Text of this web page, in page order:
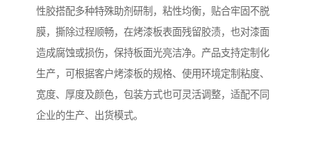
性胶搭配多种特殊助剂研制，粘性均衡，贴合牢固不脱
膜，撕除过程顺畅，在烤漆板表面残留胶渍，也对漆面
造成腐蚀或损伤，保持板面光亮洁净。产品支持定制化
生产，可根据客户烤漆板的规格、使用环境定制粘度、
宽度、厚度及颜色，包装方式也可灵活调整，适配不同
企业的生产、出货模式。